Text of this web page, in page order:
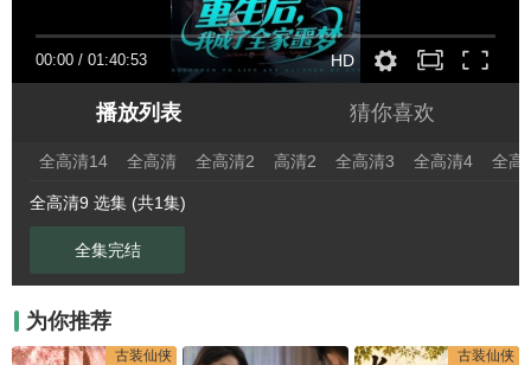
00:00 / 01:40:53 HD
播放列表 猜你喜欢
全高清14 全高清 全高清2 高清2 全高清3 全高清4 全高
全高清9 选集 (共1集)
全集完结
为你推荐
古装仙侠 古装仙侠